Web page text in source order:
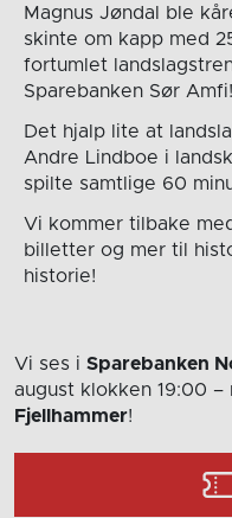
Magnus Jøndal ble
skinte om kapp med
fortumlet
Sparebanken Sør Amfi!
Det hjalp lite at
Andre Lindboe i
spilte samtlige 60
Vi kommer tilbake
billetter og mer til
historie!
Vi ses i Sparebanken
august klokken 19:00 –
Fjellhammer!